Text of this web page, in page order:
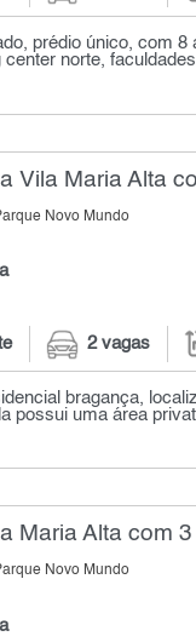
prédio único, com 8
norte,
Vila Maria Alta
Novo Mundo
2 vagas
bragança,
possui uma área
Maria Alta com
Novo Mundo